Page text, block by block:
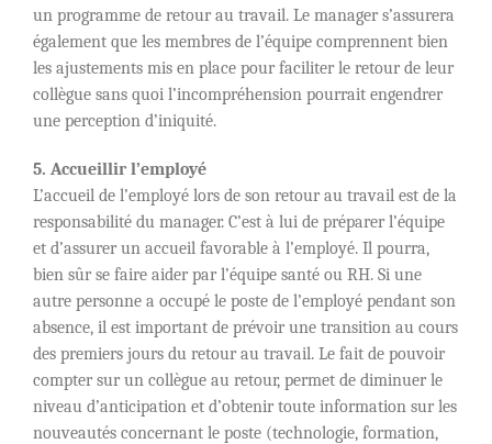
un programme de retour au travail. Le manager s’assurera
également que les membres de l’équipe comprennent bien
les ajustements mis en place pour faciliter le retour de leur
collègue sans quoi l’incompréhension pourrait engendrer
une perception d’iniquité.
5. Accueillir l’employé
L’accueil de l’employé lors de son retour au travail est de la
responsabilité du manager. C’est à lui de préparer l’équipe
et d’assurer un accueil favorable à l’employé. Il pourra,
bien sûr se faire aider par l’équipe santé ou RH. Si une
autre personne a occupé le poste de l’employé pendant son
absence, il est important de prévoir une transition au cours
des premiers jours du retour au travail. Le fait de pouvoir
compter sur un collègue au retour, permet de diminuer le
niveau d’anticipation et d’obtenir toute information sur les
nouveautés concernant le poste (technologie, formation,